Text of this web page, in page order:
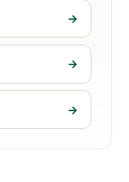
→
→
→